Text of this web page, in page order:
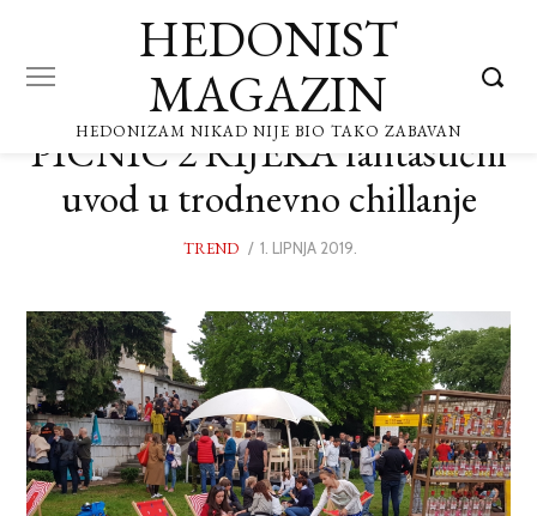
HEDONIST
MAGAZIN
HEDONIZAM NIKAD NIJE BIO TAKO ZABAVAN
PICNIC 2 RIJEKA fantastični
uvod u trodnevno chillanje
TREND
POSTED
1. LIPNJA 2019.